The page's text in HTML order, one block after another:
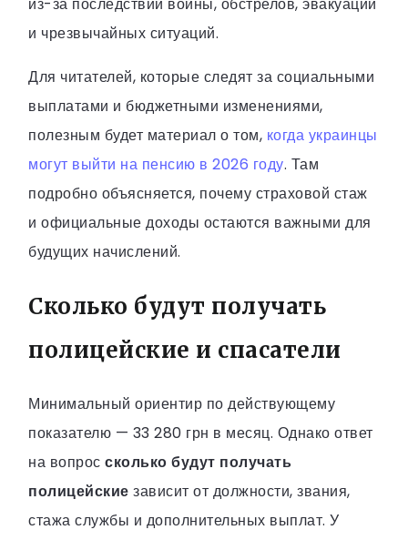
и чрезвычайных ситуаций.
Для читателей, которые следят за социальными
выплатами и бюджетными изменениями,
полезным будет материал о том, когда украинцы
могут выйти на пенсию в 2026 году. Там
подробно объясняется, почему страховой стаж
и официальные доходы остаются важными для
будущих начислений.
Сколько будут получать
полицейские и спасатели
Минимальный ориентир по действующему
показателю — 33 280 грн в месяц. Однако ответ
на вопрос сколько будут получать
полицейские зависит от должности, звания,
стажа службы и дополнительных выплат. У